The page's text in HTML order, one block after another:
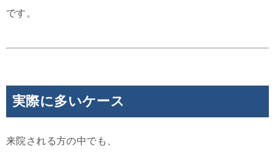
です。
実際に多いケース
来院される方の中でも、